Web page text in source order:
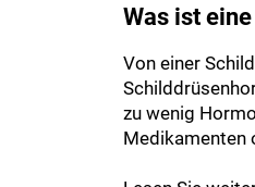
Was ist
Von einer
zu wenig
Medikamenten